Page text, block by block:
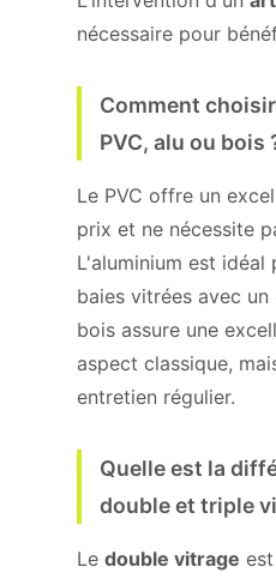
nécessaire pour
Comment
PVC, alu ou bois
Le PVC offre un
prix et ne nécessite
L'aluminium est idéal
baies vitrées avec
bois assure une
aspect classique,
entretien régulier.
Quelle est la
double et triple
Le double vitrage